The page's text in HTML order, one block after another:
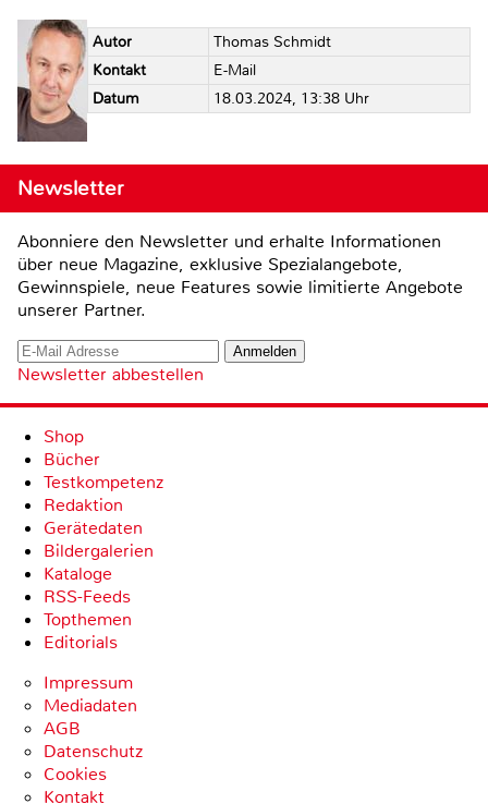
Autor
Thomas Schmidt
Kontakt
E-Mail
Datum
18.03.2024, 13:38 Uhr
Newsletter
Abonniere den Newsletter und erhalte Informationen
über neue Magazine, exklusive Spezialangebote,
Gewinnspiele, neue Features sowie limitierte Angebote
unserer Partner.
Newsletter abbestellen
Shop
Bücher
Testkompetenz
Redaktion
Gerätedaten
Bildergalerien
Kataloge
RSS-Feeds
Topthemen
Editorials
Impressum
Mediadaten
AGB
Datenschutz
Cookies
Kontakt